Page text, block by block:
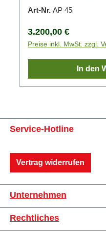
Art-Nr. AP 45
Regulärer Preis:
3.200,00 €
Preise inkl. MwSt. zzgl.
In den
Service-Hotline
Vertrag widerrufen
Unternehmen
Rechtliches